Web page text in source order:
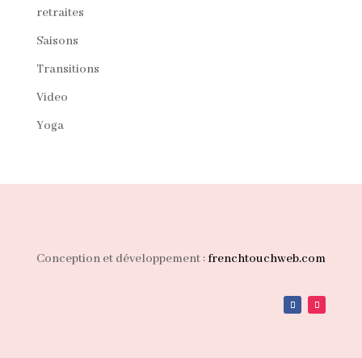
retraites
Saisons
Transitions
Video
Yoga
Conception et développement : frenchtouchweb.com